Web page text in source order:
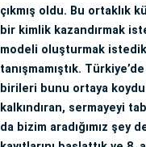
çıkmış oldu. Bu ortaklık
bir kimlik kazandırmak
modeli oluşturmak
tanışmamıştık.
birileri bunu ortaya
kalkındıran, sermayeyi
da bizim aradığımız şey